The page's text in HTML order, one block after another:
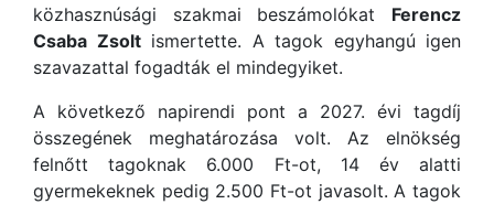
közhasznúsági szakmai beszámolókat Ferencz
Csaba Zsoltismertette. A tagok egyhangú igen
szavazattal fogadták el mindegyiket.
A következő napirendi pont a 2027. évi tagdíj
összegének meghatározása volt. Az elnökség
felnőtt tagoknak 6.000 Ft-ot, 14 év alatti
gyermekeknek pedig 2.500 Ft-ot javasolt. A tagok